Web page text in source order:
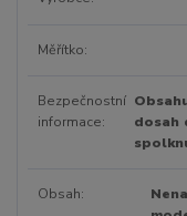
Měřítko
Bezpečnostní
informace
dosah
Obsah